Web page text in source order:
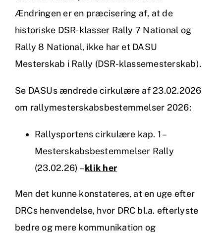
Ændringen er en præcisering af, at de
historiske DSR-klasser Rally 7 National og
Rally 8 National, ikke har et DASU
Mesterskab i Rally (DSR-klassemesterskab).
Se DASUs ændrede cirkulære af 23.02.2026
om rallymesterskabsbestemmelser 2026:
Rallysportens cirkulære kap. 1 –
Mesterskabsbestemmelser Rally
(23.02.26) –klik her
Men det kunne konstateres, at en uge efter
DRCs henvendelse, hvor DRC bl.a. efterlyste
bedre og mere kommunikation og